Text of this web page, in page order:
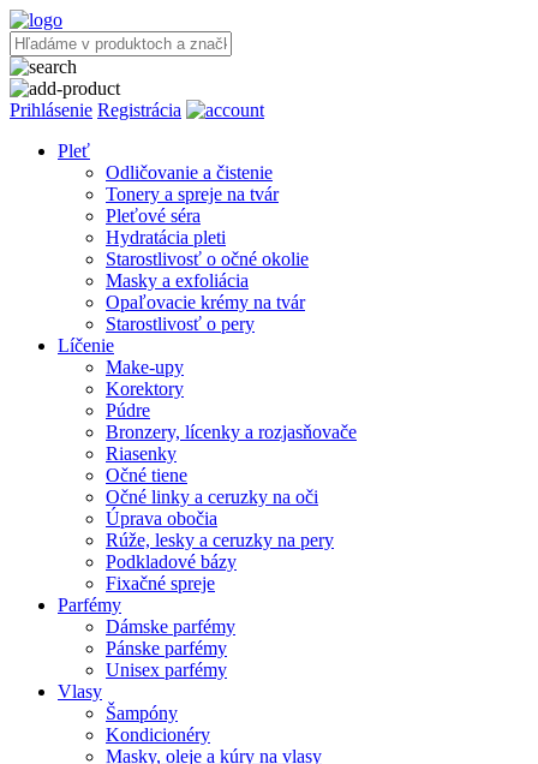
Prihlásenie Registrácia
Pleť
Odličovanie a čistenie
Tonery a spreje na tvár
Pleťové séra
Hydratácia pleti
Starostlivosť o očné okolie
Masky a exfoliácia
Opaľovacie krémy na tvár
Starostlivosť o pery
Líčenie
Make-upy
Korektory
Púdre
Bronzery, lícenky a rozjasňovače
Riasenky
Očné tiene
Očné linky a ceruzky na oči
Úprava obočia
Rúže, lesky a ceruzky na pery
Podkladové bázy
Fixačné spreje
Parfémy
Dámske parfémy
Pánske parfémy
Unisex parfémy
Vlasy
Šampóny
Kondicionéry
Masky, oleje a kúry na vlasy